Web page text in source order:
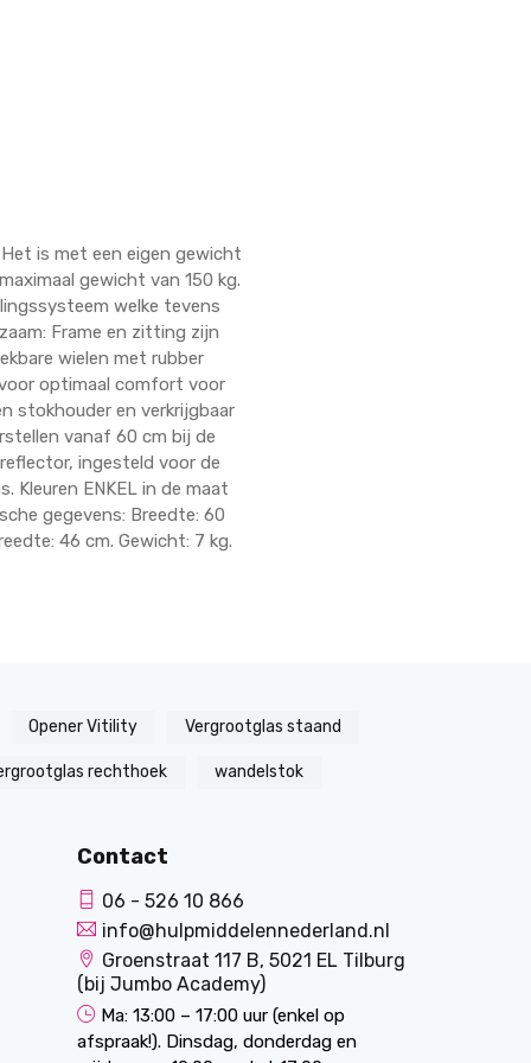
is met een eigen gewicht
gewicht van 150 kg.
welke tevens
Frame en zitting zijn
wielen met rubber
optimaal comfort voor
stokhouder en verkrijgbaar
vanaf 60 cm bij de
ingesteld voor de
Kleuren ENKEL in de maat
gegevens: Breedte: 60
46 cm. Gewicht: 7 kg.
Opener Vitility Vergrootglas staand
rechthoek wandelstok
Contact
06 - 526 10 866
info@hulpmiddelennederland.nl
Groenstraat 117 B, 5021 EL Tilburg
(bij Jumbo Academy)
Ma: 13:00 – 17:00 uur (enkel op
afspraak!). Dinsdag, donderdag en